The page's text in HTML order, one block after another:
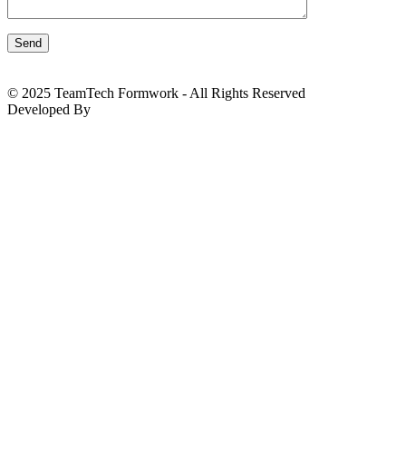
© 2025 TeamTech Formwork - All Rights Reserved
Developed By